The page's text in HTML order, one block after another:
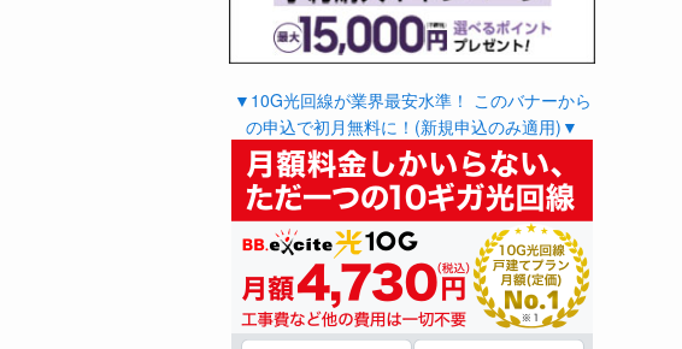
▼10G光回線が業界最安水準！ このバナーから
の申込で初月無料に！(新規申込のみ適用)▼